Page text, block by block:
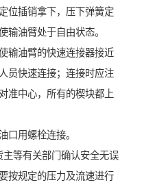
位插销拿下，压下弹簧定
输油臂处于自由状态。
输油臂的快速连接器接近
员快速连接；连接时应注
准中心，所有的楔块都上
口用螺栓连接。
等有关部门确认安全无误
按规定的压力及流速进行